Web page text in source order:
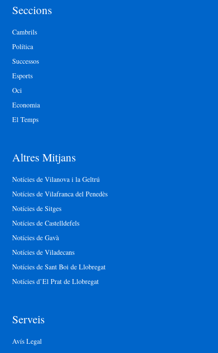
Seccions
Cambrils
Política
Successos
Esports
Oci
Economia
El Temps
Altres Mitjans
Notícies de Vilanova i la Geltrú
Notícies de Vilafranca del Penedès
Notícies de Sitges
Notícies de Castelldefels
Notícies de Gavà
Notícies de Viladecans
Notícies de Sant Boi de Llobregat
Notícies d’El Prat de Llobregat
Serveis
Avís Legal